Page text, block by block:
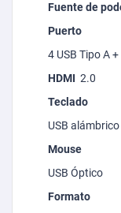
Fuente de
Puerto
4 USB Tipo A
HDMI 2.0
Teclado
USB
Mouse
USB Óptico
Formato